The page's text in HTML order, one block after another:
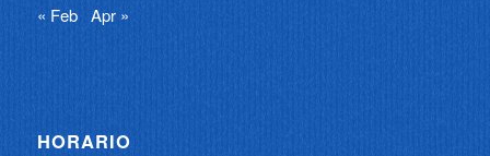
« Feb Apr »
HORARIO